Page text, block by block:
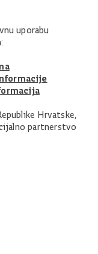
uporabu
Hrvatske,
partnerstvo